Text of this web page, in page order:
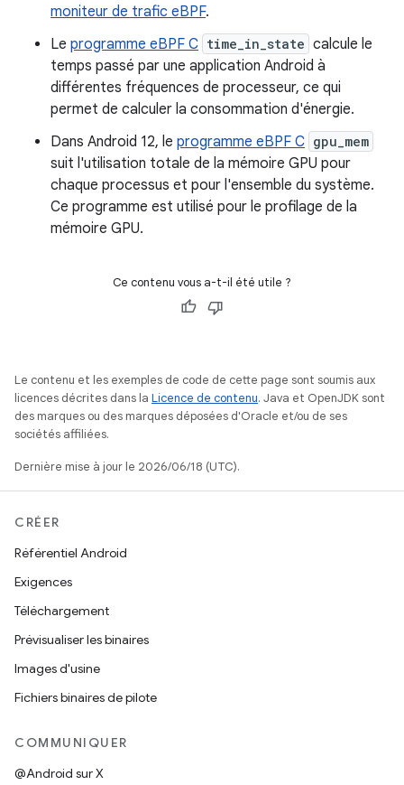
moniteur de trafic eBPF.
Le programme eBPF C time_in_state calcule le
temps passé par une application Android à
différentes fréquences de processeur, ce qui
permet de calculer la consommation d'énergie.
Dans Android 12, le programme eBPF C gpu_mem
suit l'utilisation totale de la mémoire GPU pour
chaque processus et pour l'ensemble du système.
Ce programme est utilisé pour le profilage de la
mémoire GPU.
Ce contenu vous a-t-il été utile ?
Le contenu et les exemples de code de cette page sont soumis aux
licences décrites dans la Licence de contenu. Java et OpenJDK sont
des marques ou des marques déposées d'Oracle et/ou de ses
sociétés affiliées.
Dernière mise à jour le 2026/06/18 (UTC).
CRÉER
Référentiel Android
Exigences
Téléchargement
Prévisualiser les binaires
Images d'usine
Fichiers binaires de pilote
COMMUNIQUER
@Android sur X